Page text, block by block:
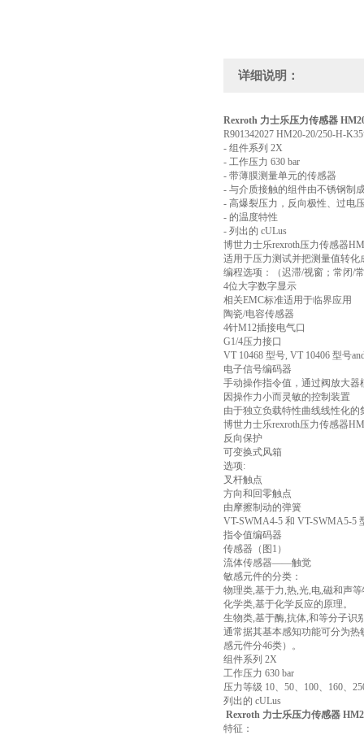
详细说明：
Rexroth 力士乐压力传感器
R901342027 HM20-20/250-H-
- 组件系列 2X
- 工作压力 630 bar
- 带薄膜测量单元的传感器
- 与介质接触的组件由不锈钢制
- 高爆裂压力，反向极性、过电
- 的温度特性
- 列出的 cULus
博世力士乐rexroth压力传感器
适用于压力测试并把测量值转化
编程选项：（迟滞/视窗；常闭/
4位大字数字显示
相关EMC标准适用于临界应用
陶瓷/电容传感器
4针M12插接电气口
G1/4压力接口
VT 10468 型号, VT 10406 型号
电子信号编码器
手动操作指令值，通过阀放大
因操作力小而灵敏的控制装置
由于独立负载特性曲线线性化的
博世力士乐rexroth压力传感器
反向保护
可变换式风箱
选项:
叉杆触点
方向和回零触点
由摩擦制动的弹簧
VT-SWMA4-5 和 VT-SWMA5-5
指令值编码器
传感器（图1）
流体传感器——触觉
敏感元件的分类：
物理类,基于力,热,光,电,磁和声
化学类,基于化学反应的原理。
生物类,基于酶,抗体,和等分子识
通常据其基本感知功能可分为
感元件分46类）。
组件系列 2X
工作压力 630 bar
压力等级 10、50、100、160、
列出的 cULus
Rexroth 力士乐压力传感器
特征：